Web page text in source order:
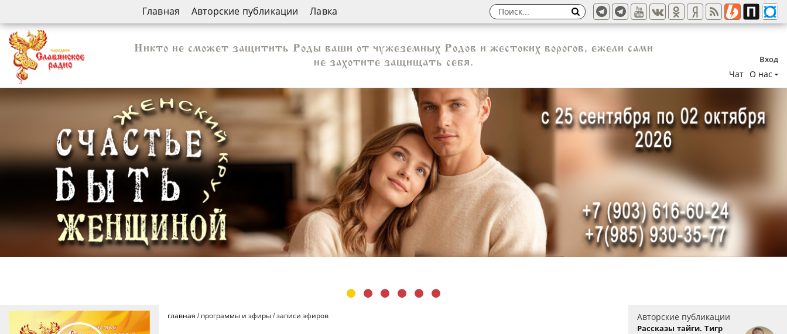
Главная Авторские публикации Лавка
Вход
Чат О нас
Никто не сможет защитить Роды ваши от чужеземных Родов и жестоких ворогов, ежели сами
не захотите защищать себя.
главная / программы и эфиры/записи эфиров Авторские публикации
Рассказы тайги. Тигр